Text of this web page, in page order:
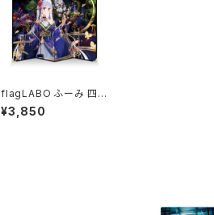
flagLABO ふーみ 四
曲卓上屏風
¥3,850